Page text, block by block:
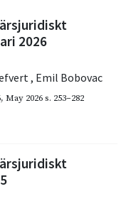
2026
, Emil Bobovac
, May 2026s. 253–282